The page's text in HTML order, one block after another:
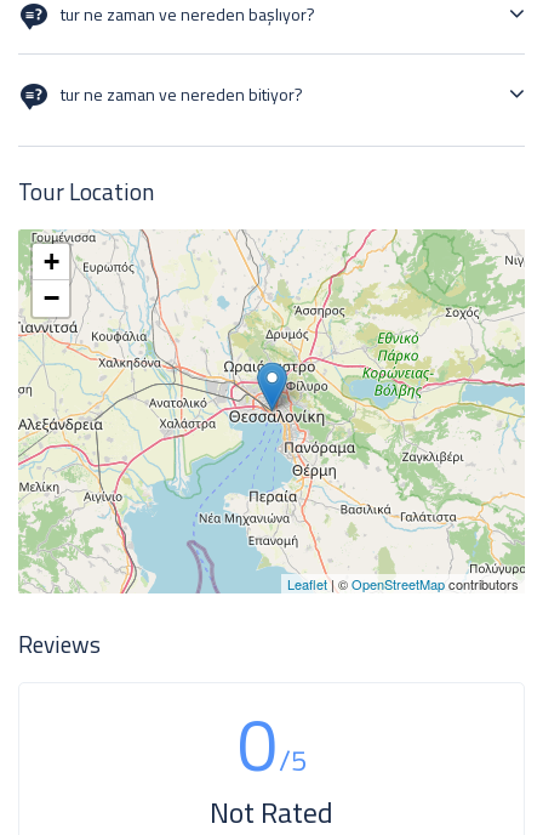
tur ne zaman ve nereden başlıyor?
tur ne zaman ve nereden bitiyor?
tur bitiş 06/10/24 istanbul
Tour Location
+
−
Leaflet| ©OpenStreetMapcontributors
Reviews
0/5
Not Rated